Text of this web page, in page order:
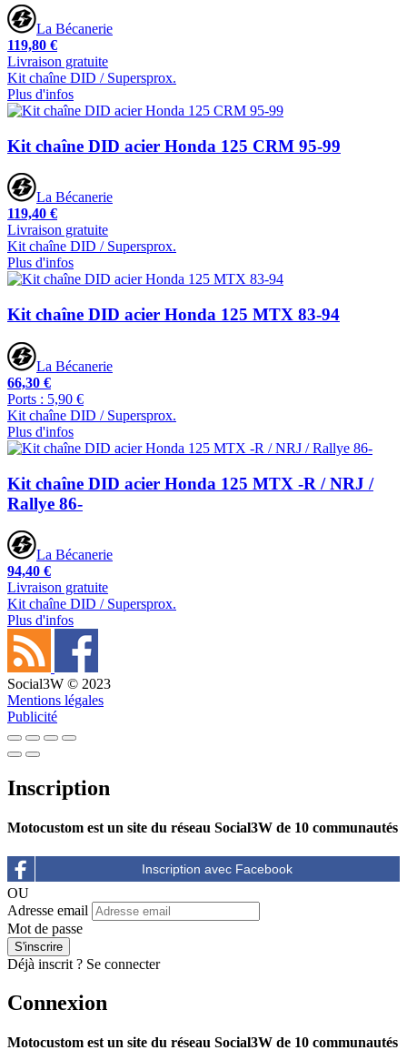
La Bécanerie
119,80 €
Livraison gratuite
Kit chaîne DID / Supersprox.
Plus d'infos
Kit chaîne DID acier Honda 125 CRM 95-99
La Bécanerie
119,40 €
Livraison gratuite
Kit chaîne DID / Supersprox.
Plus d'infos
Kit chaîne DID acier Honda 125 MTX 83-94
La Bécanerie
66,30 €
Ports : 5,90 €
Kit chaîne DID / Supersprox.
Plus d'infos
Kit chaîne DID acier Honda 125 MTX -R / NRJ /
Rallye 86-
La Bécanerie
94,40 €
Livraison gratuite
Kit chaîne DID / Supersprox.
Plus d'infos
Social3W © 2023
Mentions légales
Publicité
Inscription
Motocustom est un site du réseau Social3W de 10 communautés
OU
Adresse email
Mot de passe
Déjà inscrit ? Se connecter
Connexion
Motocustom est un site du réseau Social3W de 10 communautés